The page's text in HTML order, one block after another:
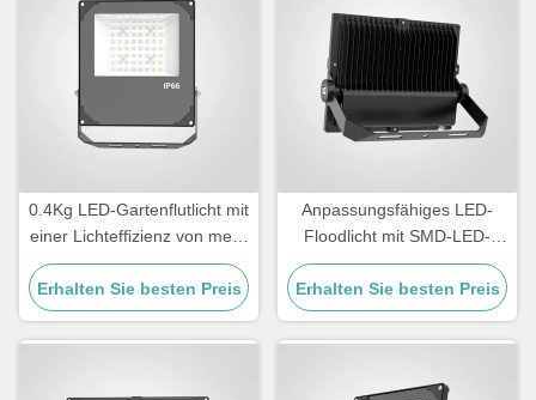
0.4Kg LED-Gartenflutlicht mit
einer Lichteffizienz von mehr
als 110lmW
Erhalten Sie besten Preis
Anpassungsfähiges LED-
Floodlicht mit SMD-LED-
Lichtquelle und
Lichtwirkungsgrad
100110LMW geeignet für
kommerzielle Anwendungen
Erhalten Sie besten Preis